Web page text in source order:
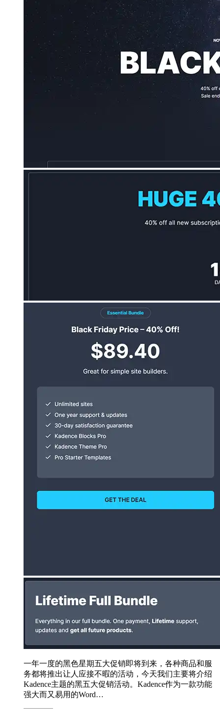
一年一度的黑色星期五大促销即将到来，各种商品和服
务都将推出让人应接不暇的活动，今天我们主要将介绍
Kadence主题的黑五大促销活动。Kadence作为一款功能
强大而又易用的Word…